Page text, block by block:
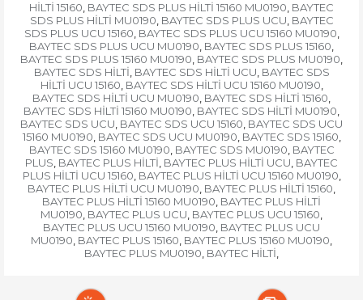
HİLTİ 15160, BAYTEC SDS PLUS HİLTİ 15160 MU0190, BAYTEC
SDS PLUS HİLTİ MU0190, BAYTEC SDS PLUS UCU, BAYTEC
SDS PLUS UCU 15160, BAYTEC SDS PLUS UCU 15160 MU0190,
BAYTEC SDS PLUS UCU MU0190, BAYTEC SDS PLUS 15160,
BAYTEC SDS PLUS 15160 MU0190, BAYTEC SDS PLUS MU0190,
BAYTEC SDS HİLTİ, BAYTEC SDS HİLTİ UCU, BAYTEC SDS
HİLTİ UCU 15160, BAYTEC SDS HİLTİ UCU 15160 MU0190,
BAYTEC SDS HİLTİ UCU MU0190, BAYTEC SDS HİLTİ 15160,
BAYTEC SDS HİLTİ 15160 MU0190, BAYTEC SDS HİLTİ MU0190,
BAYTEC SDS UCU, BAYTEC SDS UCU 15160, BAYTEC SDS UCU
15160 MU0190, BAYTEC SDS UCU MU0190, BAYTEC SDS 15160,
BAYTEC SDS 15160 MU0190, BAYTEC SDS MU0190, BAYTEC
PLUS, BAYTEC PLUS HİLTİ, BAYTEC PLUS HİLTİ UCU, BAYTEC
PLUS HİLTİ UCU 15160, BAYTEC PLUS HİLTİ UCU 15160 MU0190,
BAYTEC PLUS HİLTİ UCU MU0190, BAYTEC PLUS HİLTİ 15160,
BAYTEC PLUS HİLTİ 15160 MU0190, BAYTEC PLUS HİLTİ
MU0190, BAYTEC PLUS UCU, BAYTEC PLUS UCU 15160,
BAYTEC PLUS UCU 15160 MU0190, BAYTEC PLUS UCU
MU0190, BAYTEC PLUS 15160, BAYTEC PLUS 15160 MU0190,
BAYTEC PLUS MU0190, BAYTEC HİLTİ,